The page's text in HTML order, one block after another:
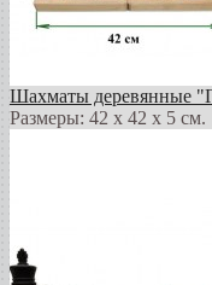
Шахматы деревянные
Размеры: 42 x 42 x 5 см.